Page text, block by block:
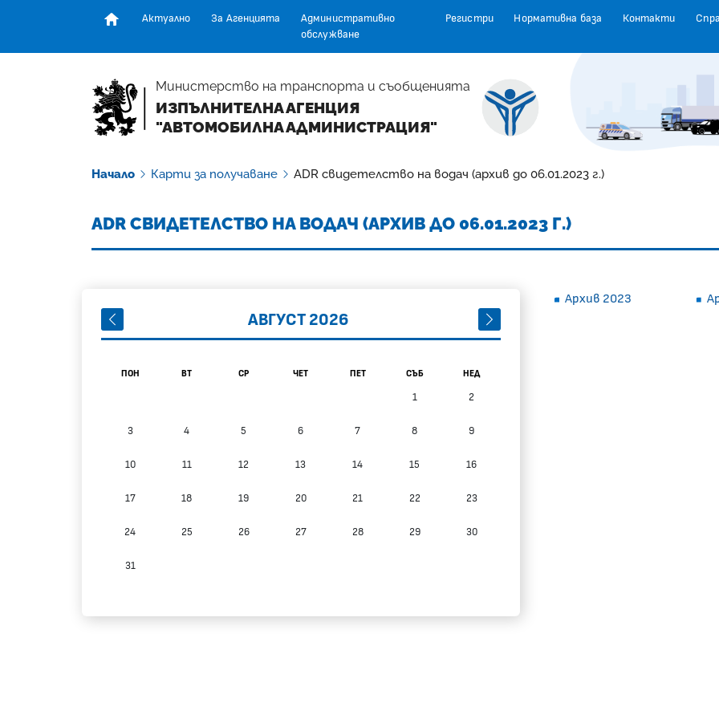
Актуално За Агенцията
Административно
обслужване
Регистри Нормативна база Контакти
Министерство на транспорта и съобщенията
ИЗПЪЛНИТЕЛНА АГЕНЦИЯ
"АВТОМОБИЛНА АДМИНИСТРАЦИЯ"
Начало Карти за получаване ADR свидетелство на водач (архив до 06.01.2023 г.)
ADR СВИДЕТЕЛСТВО НА ВОДАЧ (АРХИВ ДО 06.01.2023 Г.)
ПРЕДИШЕН МЕСЕЦ АВГУСТ 2026 СЛЕДВАЩ МЕСЕЦ
ПОН ВТ СР ЧЕТ ПЕТ СЪБ НЕД
1 2
3 4 5 6 7 8 9
10 11 12 13 14 15 16
17 18 19 20 21 22 23
24 25 26 27 28 29 30
31
Архив 2023